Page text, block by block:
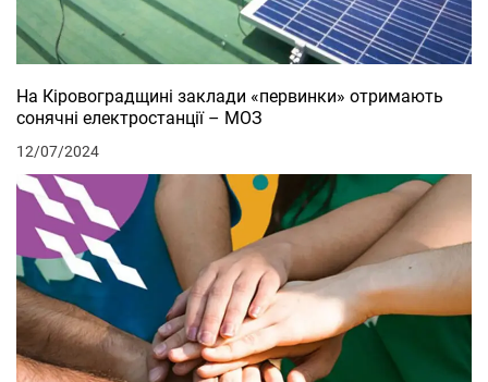
На Кіровоградщині заклади «первинки» отримають
сонячні електростанції – МОЗ
12/07/2024